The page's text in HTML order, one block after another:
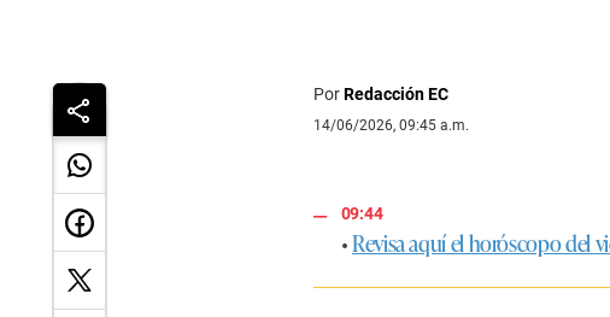
PorRedacción EC
14/06/2026, 09:45 a.m.
09:44
•Revisa aquí el horóscopo del